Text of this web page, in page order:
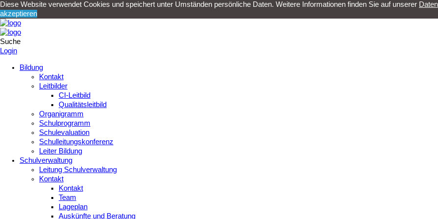
Diese Website verwendet Cookies und speichert unter Umständen persönliche Daten. Weitere Informationen finden Sie auf unserer
akzeptieren
Suche
Login
Bildung
Kontakt
Leitbilder
CI-Leitbild
Qualitätsleitbild
Organigramm
Schulprogramm
Schulevaluation
Schulleitungskonferenz
Leiter Bildung
Schulverwaltung
Leitung Schulverwaltung
Kontakt
Kontakt
Team
Lageplan
Auskünfte und Beratung